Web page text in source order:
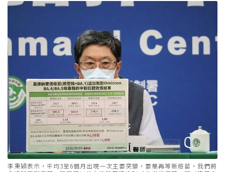
李秉穎表示，平均3至6個月出現一次主要突變，要是再等新疫苗，我們將